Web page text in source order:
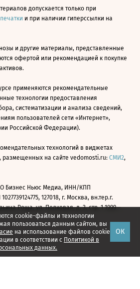
cookie-файлы и технологии
пользоваться данным сайтом, вы
на использование файлов cookie
в соответствии с Политикой в
данных.
ОК
допускается только при
и при наличии гиперссылки на
и другие материалы, представленные
офертой или рекомендацией к покупке
применяются рекомендательные
технологии предоставления
систематизации и анализа сведений,
пользователей сети «Интернет»,
Российской Федерации).
технологий в виджетах
размещенных на сайте vedomosti.ru: СМИ2,
Бизнес Ньюс Медиа, ИНН/КПП
127018, г. Москва, вн.тер.г.
Роща, ул. Полковая, д. 3, стр. 1 1999—